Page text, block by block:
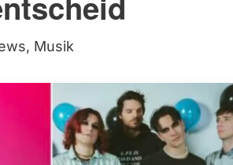
, Musik